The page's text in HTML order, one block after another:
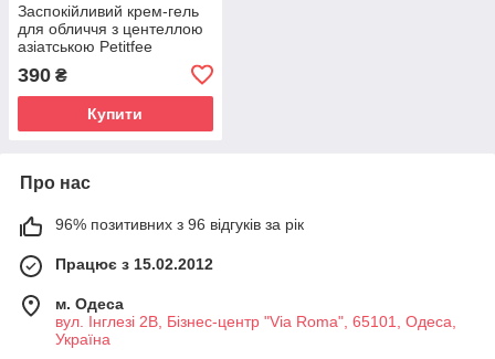
Заспокійливий крем-гель
для обличчя з центеллою
азіатською Petitfee
30ml (Термін придатності:
до 08.03.2026)
390 ₴
Купити
Про нас
96% позитивних з 96 відгуків за рік
Працює з 15.02.2012
м. Одеса
вул. Інглезі 2В, Бізнес-центр "Via Roma", 65101, Одеса,
Україна